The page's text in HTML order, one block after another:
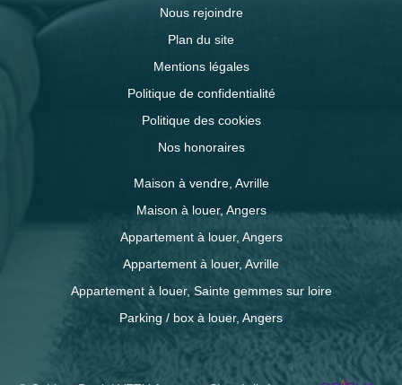
Nous rejoindre
Plan du site
Mentions légales
Politique de confidentialité
Politique des cookies
Nos honoraires
Maison à vendre, Avrille
Maison à louer, Angers
Appartement à louer, Angers
Appartement à louer, Avrille
Appartement à louer, Sainte gemmes sur loire
Parking / box à louer, Angers